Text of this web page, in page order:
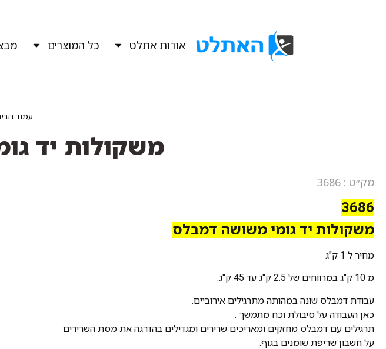
אודות אתלט כל המוצרים
עמוד
משקולות יד
מק״ט : 3686
3686
משקולות יד גומי משושה דמבלס
מחיר ל 1 ק"ג
מ 10 ק"ג במרווחים של 2.5 ק"ג עד 45 ק"ג.
עבודת דמבלס שונה במהותה מתרגילים אירוביים.
כאן העבודה על סיבולת וכח מתמשך .
תרגילים עם דמבלס מחזקים ומאריכים שרירים ומגדילים בהדרגה את מסת השרירים
על חשבון שריפת שומנים בגוף.